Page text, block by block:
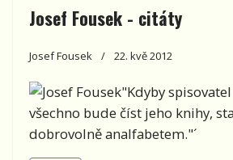
Josef Fousek - citáty
Josef Fousek 22. kvě 2012
"Kdyby
všechno bude číst jeho knihy,
dobrovolně analfabetem."´